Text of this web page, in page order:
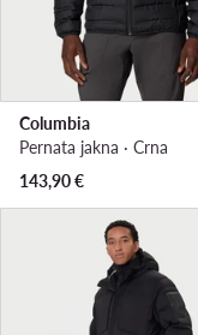
Columbia
Pernata jakna · Crna
143,90€